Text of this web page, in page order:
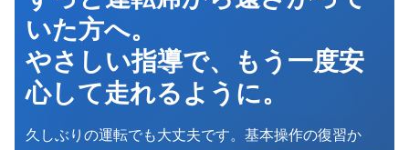
いた方へ。
やさしい指導で、もう一度安
心して走れるように。
久しぶりの運転でも大丈夫です。基本操作の復習か